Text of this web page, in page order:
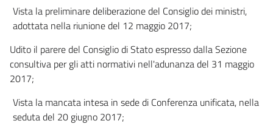
22
Capo III
23
24
26
Vista la preliminare deliberazione del Consiglio dei ministri,
adottata nella riunione del 12 maggio 2017;
Udito il parere del Consiglio di Stato espresso dalla Sezione
consultiva per gli atti normativi nell'adunanza del 31 maggio
2017;
Vista la mancata intesa in sede di Conferenza unificata, nella
seduta del 20 giugno 2017;